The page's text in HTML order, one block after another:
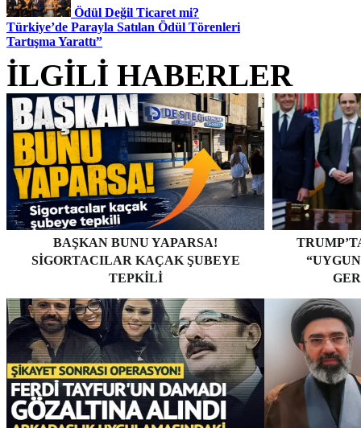
Ödül Değil Ticaret mi?
Türkiye’de Parayla Satılan Ödül Törenleri
Tartışma Yarattı”
İLGİLİ HABERLER
BAŞKAN BUNU YAPARSA!
SIGORTACILAR KAÇAK ŞUBEYE
TEPKILI